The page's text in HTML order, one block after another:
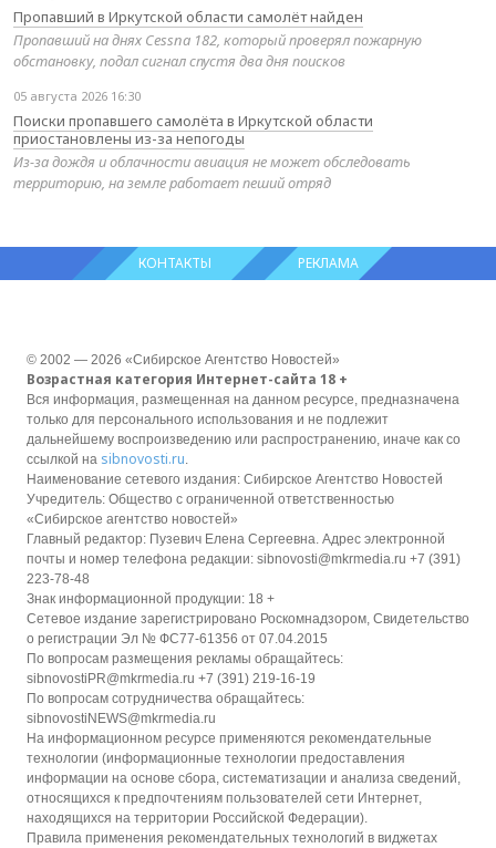
Пропавший в Иркутской области самолёт найден
Пропавший на днях Cessna 182, который проверял пожарную
обстановку, подал сигнал спустя два дня поисков
05 августа 2026 16:30
Поиски пропавшего самолёта в Иркутской области
приостановлены из-за непогоды
Из-за дождя и облачности авиация не может обследовать
территорию, на земле работает пеший отряд
КОНТАКТЫ РЕКЛАМА
© 2002 — 2026 «Сибирское Агентство Новостей»
Возрастная категория Интернет-сайта 18 +
Вся информация, размещенная на данном ресурсе, предназначена
только для персонального использования и не подлежит
дальнейшему воспроизведению или распространению, иначе как со
ссылкой на sibnovosti.ru.
Наименование сетевого издания: Сибирское Агентство Новостей
Учредитель: Общество с ограниченной ответственностью
«Сибирское агентство новостей»
Главный редактор: Пузевич Елена Сергеевна. Адрес электронной
почты и номер телефона редакции: sibnovosti@mkrmedia.ru +7 (391)
223-78-48
Знак информационной продукции: 18 +
Сетевое издание зарегистрировано Роскомнадзором, Свидетельство
о регистрации Эл № ФС77-61356 от 07.04.2015
По вопросам размещения рекламы обращайтесь:
sibnovostiPR@mkrmedia.ru +7 (391) 219-16-19
По вопросам сотрудничества обращайтесь:
sibnovostiNEWS@mkrmedia.ru
На информационном ресурсе применяются рекомендательные
технологии (информационные технологии предоставления
информации на основе сбора, систематизации и анализа сведений,
относящихся к предпочтениям пользователей сети Интернет,
находящихся на территории Российской Федерации).
Правила применения рекомендательных технологий в виджетах